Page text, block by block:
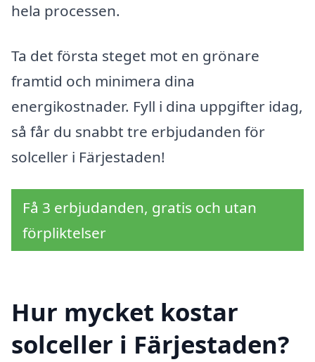
hela processen.
Ta det första steget mot en grönare
framtid och minimera dina
energikostnader. Fyll i dina uppgifter idag,
så får du snabbt tre erbjudanden för
solceller i Färjestaden!
Få 3 erbjudanden, gratis och utan
förpliktelser
Hur mycket kostar
solceller i Färjestaden?